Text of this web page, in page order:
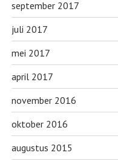
september 2017
juli 2017
mei 2017
april 2017
november 2016
oktober 2016
augustus 2015